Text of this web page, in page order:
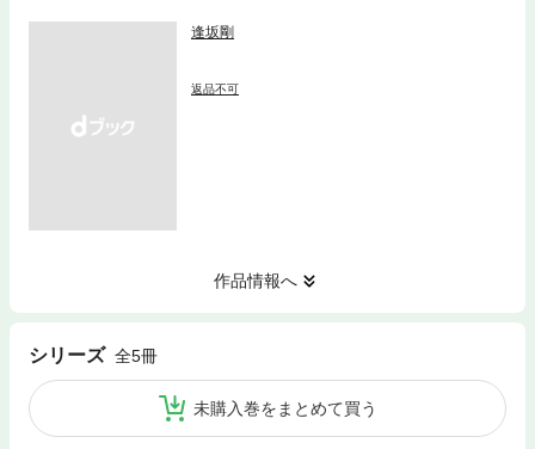
逢坂剛
返品不可
作品情報へ
シリーズ 全5冊
未購入巻をまとめて買う